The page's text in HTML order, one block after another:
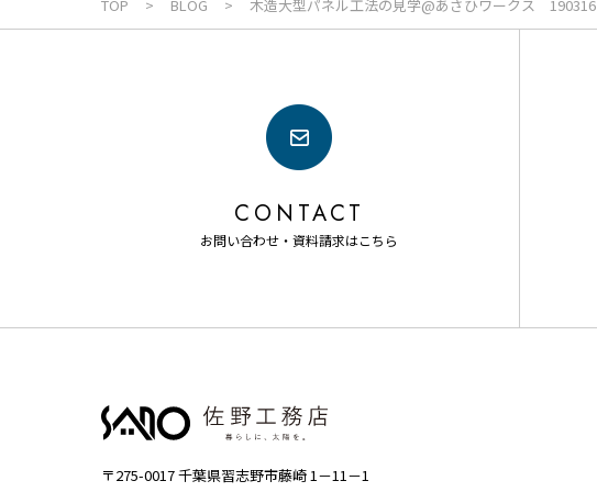
TOP BLOG 木造大型パネル工法の見学@あさひワークス 190316
CONTACT
お問い合わせ・資料請求はこちら
〒275-0017 千葉県習志野市藤崎 1－11－1